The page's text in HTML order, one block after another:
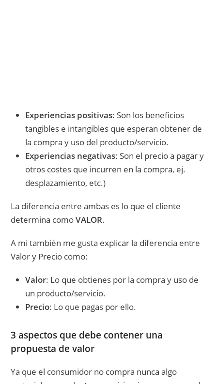
Experiencias positivas: Son los beneficios
tangibles e intangibles que esperan obtener de
la compra y uso del producto/servicio.
Experiencias negativas: Son el precio a pagar y
otros costes que incurren en la compra, ej.
desplazamiento, etc.)
La diferencia entre ambas es lo que el cliente
determina comoVALOR.
A mi también me gusta explicar la diferencia entre
Valor y Precio como:
Valor: Lo que obtienes por la compra y uso de
un producto/servicio.
Precio: Lo que pagas por ello.
3 aspectos que debe contener una
propuesta de valor
Ya que el consumidor no compra nunca algo